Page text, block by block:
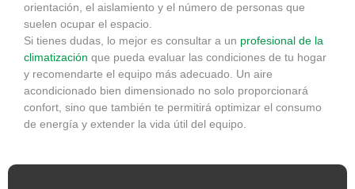
orientación, el aislamiento y el número de personas que
suelen ocupar el espacio.
Si tienes dudas, lo mejor es consultar a un profesional de la
climatización que pueda evaluar las condiciones de tu hogar
y recomendarte el equipo más adecuado. Un aire
acondicionado bien dimensionado no solo proporcionará
confort, sino que también te permitirá optimizar el consumo
de energía y extender la vida útil del equipo.